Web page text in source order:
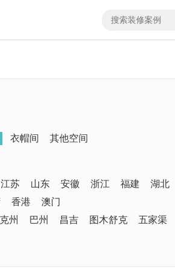
衣帽间 其他空间
江苏 山东 安徽 浙江 福建 湖北
香港
澳门
克州 巴州 昌吉 图木舒克 五家渠